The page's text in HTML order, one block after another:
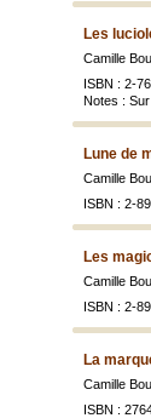
Les
Camille
ISBN : 2-
Notes :
Lune de
Camille
ISBN : 2-
Les
Camille
ISBN : 2-
La
Camille
ISBN :